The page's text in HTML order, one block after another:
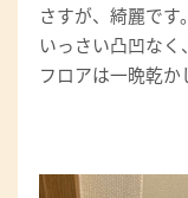
さすが、綺麗です。
いっさい凸凹なく
フロアは一晩乾か